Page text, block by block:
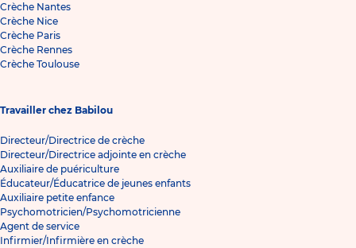
Crèche Nantes
Crèche Nice
Crèche Paris
Crèche Rennes
Crèche Toulouse
Travailler chez Babilou
Directeur/Directrice de crèche
Directeur/Directrice adjointe en crèche
Auxiliaire de puériculture
Éducateur/Éducatrice de jeunes enfants
Auxiliaire petite enfance
Psychomotricien/Psychomotricienne
Agent de service
Infirmier/Infirmière en crèche